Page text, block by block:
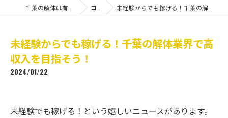
コラム 未経験からでも稼げる！千葉の解体業界で高収入を目指そう！
未経験からでも稼げる！千葉の解体業界で高
収入を目指そう！
2024/01/22
未経験でも稼げる！という嬉しいニュースがあります。